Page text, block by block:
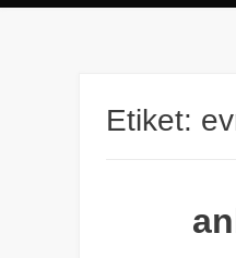
Etiket: